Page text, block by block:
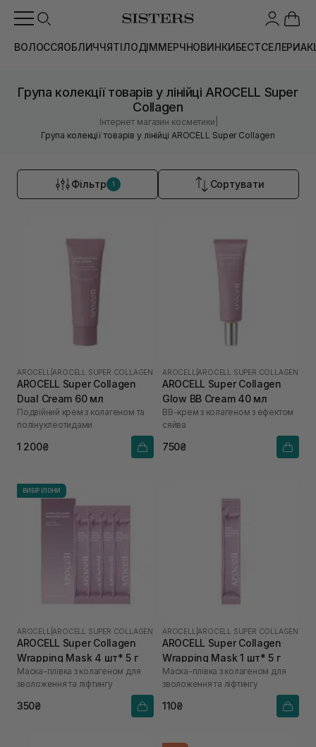
ВОЛОССЯОБЛИЧЧЯТІЛОДІММЕРЧНОВИНКИБЕСТСЕЛЕРИ
Група колекції товарів у лінійці AROCELL Super
Collagen
Інтернет магазин косметики
Група колекції товарів у лінійці AROCELL Super Collagen
Фільтр 1 Сортувати
AROCELL AROCELL SUPER COLLAGEN
AROCELL Super Collagen
Dual Cream 60 мл
Подвійний крем з колагеном та
полінуклеотидами
1 200₴
AROCELL AROCELL SUPER COLLAGEN
AROCELL Super Collagen
Glow BB Cream 40 мл
ВВ-крем з колагеном з ефектом
сяйва
750₴
ВИБІР ІЛОНИ
AROCELL AROCELL SUPER COLLAGEN
AROCELL Super Collagen
Wrapping Mask 4 шт* 5 г
Маска-плівка з колагеном для
зволоження та ліфтингу
350₴
AROCELL AROCELL SUPER COLLAGEN
AROCELL Super Collagen
Wrapping Mask 1 шт* 5 г
Маска-плівка з колагеном для
зволоження та ліфтингу
110₴